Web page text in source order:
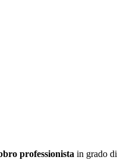
professionista in grado di